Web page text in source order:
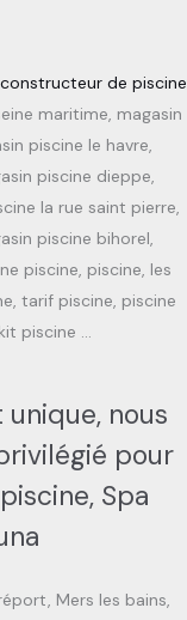
constructeur de piscine
maritime, magasin
piscine le havre,
piscine dieppe,
la rue saint pierre,
piscine bihorel,
piscine, piscine, les
tarif piscine, piscine
piscine …
nous
pour
Spa
Mers les bains,